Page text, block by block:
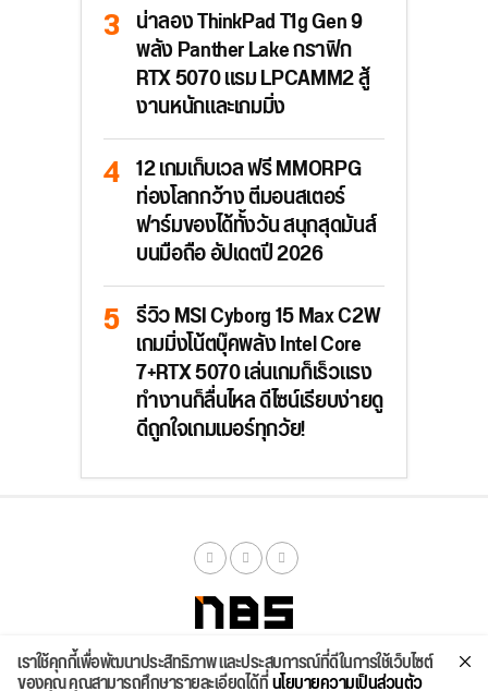
น่าลอง ThinkPad T1g Gen 9
พลัง Panther Lake กราฟิก
RTX 5070 แรม LPCAMM2 สู้
งานหนักและเกมมิ่ง
12 เกมเก็บเวล ฟรี MMORPG
ท่องโลกกว้าง ตีมอนสเตอร์
ฟาร์มของได้ทั้งวัน สนุกสุดมันส์
บนมือถือ อัปเดตปี 2026
รีวิว MSI Cyborg 15 Max C2W
เกมมิ่งโน้ตบุ๊คพลัง Intel Core
7+RTX 5070 เล่นเกมก็เร็วแรง
ทำงานก็ลื่นไหล ดีไซน์เรียบง่ายดู
ดีถูกใจเกมเมอร์ทุกวัย!
จัดสเปค ค้นหา บทความ รีวิวล่าสุด บทความยอดนิยม ติดต่อเรา
เราใช้คุกกี้เพื่อพัฒนาประสิทธิภาพ และประสบการณ์ที่ดีในการใช้เว็บไซต์
ของคุณ คุณสามารถศึกษารายละเอียดได้ที่นโยบายความเป็นส่วนตัว